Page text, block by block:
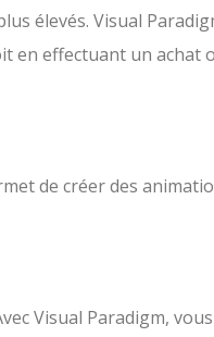
élevés. Visual
en effectuant un achat
de créer des
Visual Paradigm, vous